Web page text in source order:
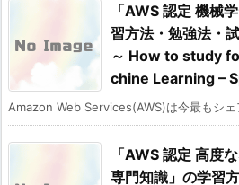
「AWS 認定 機械
習方法・勉強法・
～ How to study
chine Learning –
Amazon Web Services(AWS)は今最もシ
「AWS 認定 高度
専門知識」の学習